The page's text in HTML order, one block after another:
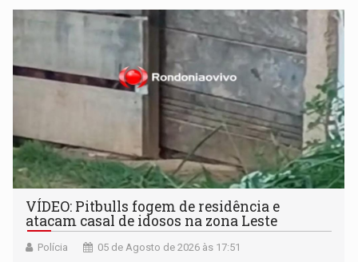
VÍDEO: Pitbulls fogem de residência e
atacam casal de idosos na zona Leste
Polícia 05 de Agosto de 2026 às 17:51